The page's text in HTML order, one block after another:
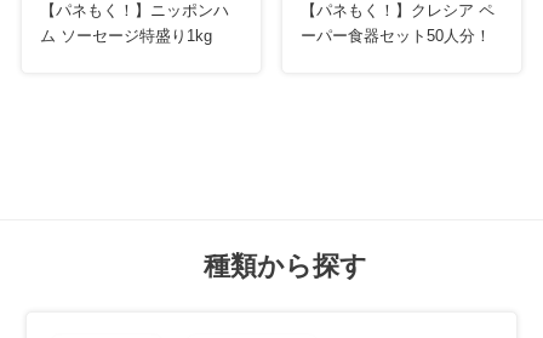
【パネもく！】ニッポンハ
ム ソーセージ特盛り1kg
【パネもく！】クレシア ペ
ーパー食器セット50人分！
種類から探す